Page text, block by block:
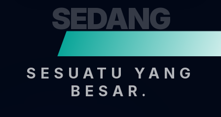
SEDANG
SESUATU YANG
BESAR.